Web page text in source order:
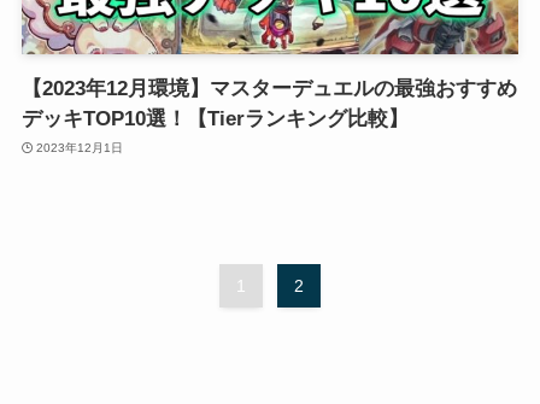
【2023年12月環境】マスターデュエルの最強おすすめ
デッキTOP10選！【Tierランキング比較】
2023年12月1日
1 2